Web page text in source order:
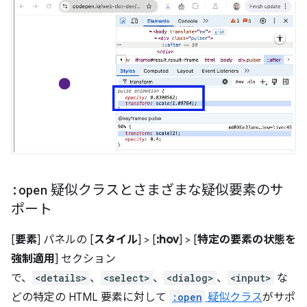
:open 疑似クラスとさまざまな疑似要素のサ
ポート
[要素] パネルの [スタイル] > [:hov] > [特定の要素の状態を
強制適用] セクション
で、
<details> 、 <select> 、 <dialog> 、 <input> な
どの特定の HTML 要素に対して
:open 疑似クラスがサポ